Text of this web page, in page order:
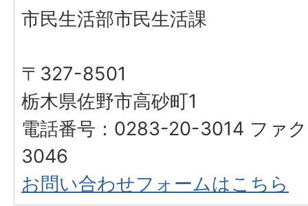
市民生活部市民生活課
〒327-8501
栃木県佐野市高砂町1
電話番号：0283-20-3014 ファ
3046
お問い合わせフォームはこちら